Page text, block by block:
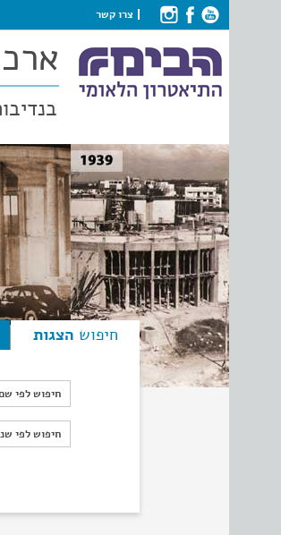
צרו קשר
חיפוש הצגות
חיפוש לפי
חיפוש לפי
חיפוש לפי